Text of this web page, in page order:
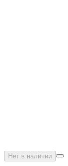
Нет в наличии